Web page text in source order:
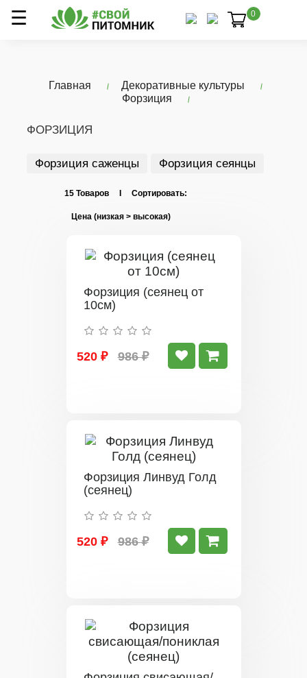
0
Главная
Декоративные культуры
Форзиция
ФОРЗИЦИЯ
Форзиция саженцы Форзиция сеянцы
15 Товаров I Сортировать:
Форзиция (сеянец от
10см)
520 ₽ 986 ₽
Форзиция Линвуд Голд
(сеянец)
520 ₽ 986 ₽